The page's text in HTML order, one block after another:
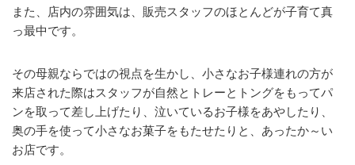
また、店内の雰囲気は、販売スタッフのほとんどが子育て真
っ最中です。
その母親ならではの視点を生かし、小さなお子様連れの方が
来店された際はスタッフが自然とトレーとトングをもってパ
ンを取って差し上げたり、泣いているお子様をあやしたり、
奥の手を使って小さなお菓子をもたせたりと、あったか～い
お店です。